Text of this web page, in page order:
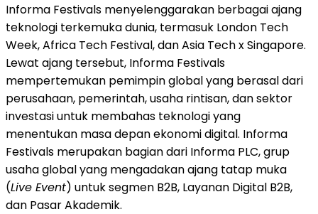
Informa Festivals menyelenggarakan berbagai ajang
teknologi terkemuka dunia, termasuk London Tech
Week, Africa Tech Festival, dan Asia Tech x Singapore.
Lewat ajang tersebut, Informa Festivals
mempertemukan pemimpin global yang berasal dari
perusahaan, pemerintah, usaha rintisan, dan sektor
investasi untuk membahas teknologi yang
menentukan masa depan ekonomi digital. Informa
Festivals merupakan bagian dari Informa PLC, grup
usaha global yang mengadakan ajang tatap muka
(Live Event) untuk segmen B2B, Layanan Digital B2B,
dan Pasar Akademik.